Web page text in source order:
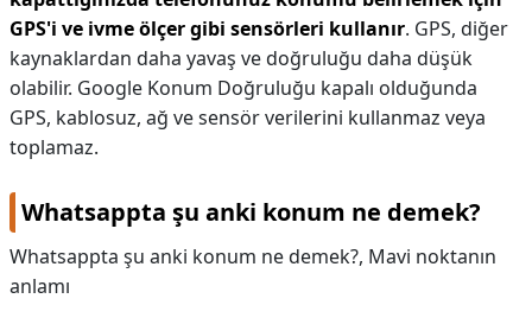
GPS'i ve ivme ölçer gibi sensörleri kullanır. GPS, diğer
kaynaklardan daha yavaş ve doğruluğu daha düşük
olabilir. Google Konum Doğruluğu kapalı olduğunda
GPS, kablosuz, ağ ve sensör verilerini kullanmaz veya
toplamaz.
Whatsappta şu anki konum ne demek?
Whatsappta şu anki konum ne demek?, Mavi noktanın
anlamı